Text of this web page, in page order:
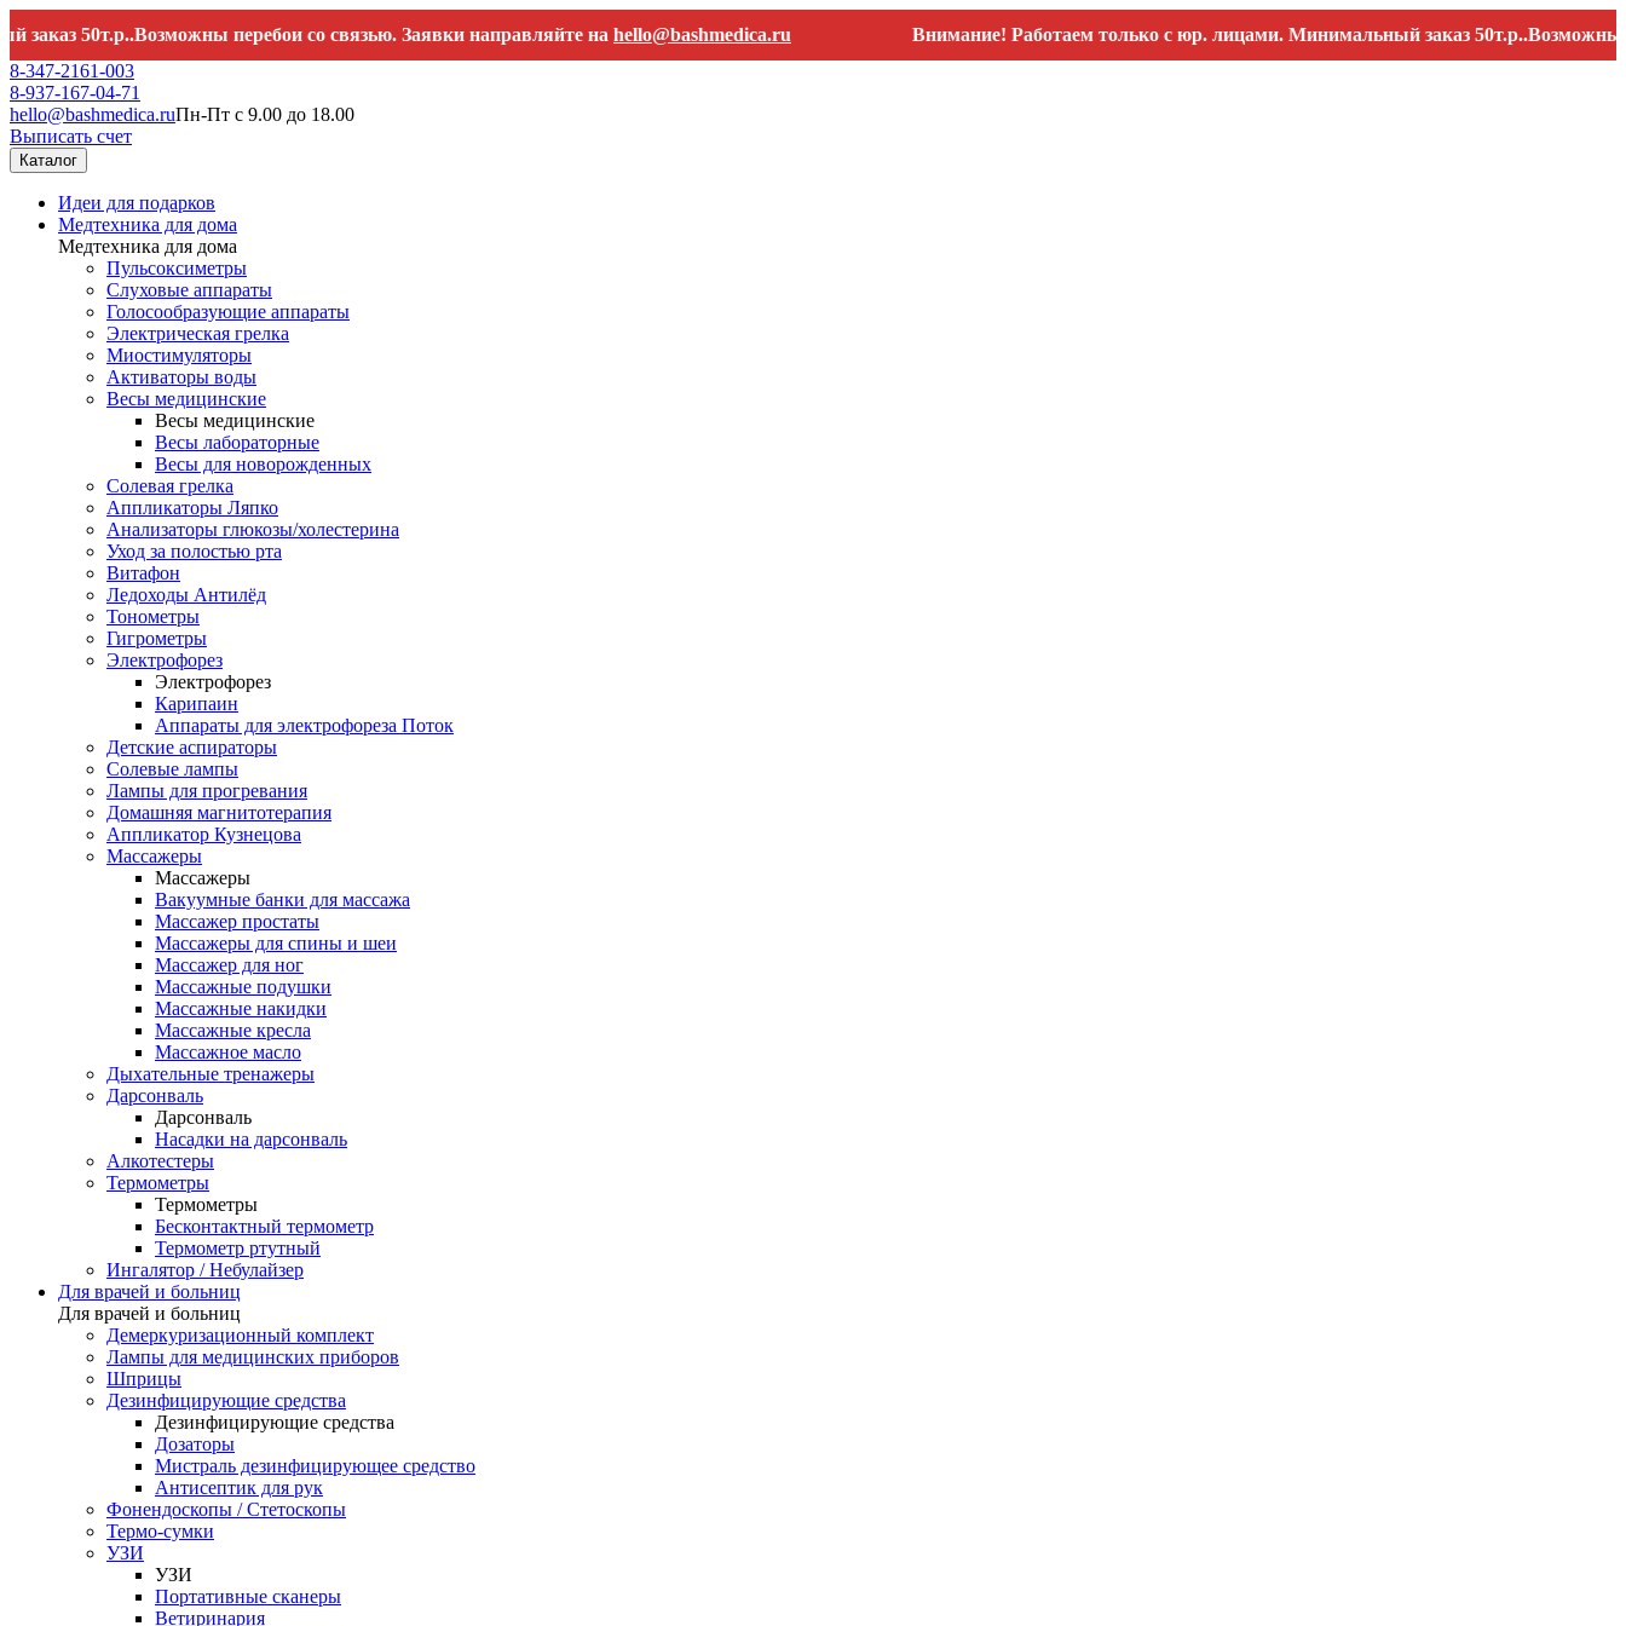
перебои со связью. Заявки направляйте наhello@bashmedica.ru
Внимание! Работаем только с юр. лицами. Минимальный заказ 50т.р..Возможны
8-347-2161-003
8-937-167-04-71
hello@bashmedica.ruПн-Пт с 9.00 до 18.00
Выписать счет
Каталог
Идеи для подарков
Медтехника для дома
Медтехника для дома
Пульсоксиметры
Слуховые аппараты
Голосообразующие аппараты
Электрическая грелка
Миостимуляторы
Активаторы воды
Весы медицинские
Весы медицинские
Весы лабораторные
Весы для новорожденных
Солевая грелка
Аппликаторы Ляпко
Анализаторы глюкозы/холестерина
Уход за полостью рта
Витафон
Ледоходы Антилёд
Тонометры
Гигрометры
Электрофорез
Электрофорез
Карипаин
Аппараты для электрофореза Поток
Детские аспираторы
Солевые лампы
Лампы для прогревания
Домашняя магнитотерапия
Аппликатор Кузнецова
Массажеры
Массажеры
Вакуумные банки для массажа
Массажер простаты
Массажеры для спины и шеи
Массажер для ног
Массажные подушки
Массажные накидки
Массажные кресла
Массажное масло
Дыхательные тренажеры
Дарсонваль
Дарсонваль
Насадки на дарсонваль
Алкотестеры
Термометры
Термометры
Бесконтактный термометр
Термометр ртутный
Ингалятор / Небулайзер
Для врачей и больниц
Для врачей и больниц
Демеркуризационный комплект
Лампы для медицинских приборов
Шприцы
Дезинфицирующие средства
Дезинфицирующие средства
Дозаторы
Мистраль дезинфицирующее средство
Антисептик для рук
Фонендоскопы / Стетоскопы
Термо-сумки
УЗИ
УЗИ
Портативные сканеры
Ветиринария